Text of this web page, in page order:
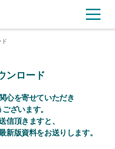
ド
ンロード
心を寄せていただき
ざいます。
信頂きますと、
新版資料をお送りします。